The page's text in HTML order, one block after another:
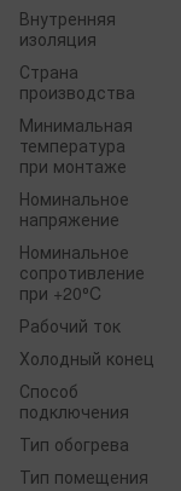
Внутренняя
изоляция
Страна
производства
Минимальная
температура
при монтаже
Номинальное
напряжение
Номинальное
сопротивление
при +20⁰C
Рабочий ток
Холодный конец
Способ
подключения
Тип обогрева
Тип помещения